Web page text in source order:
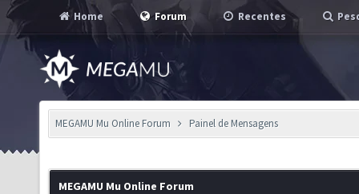
Home Forum Recentes
MEGAMU Mu Online Forum Painel de Mensagens
MEGAMU Mu Online Forum